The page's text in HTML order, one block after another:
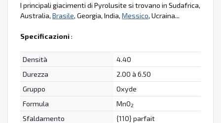
I principali giacimenti di Pyrolusite si trovano in Sudafrica,
Australia, Brasile, Georgia, India, Messico, Ucraina...
Specificazioni:
Densità
4.40
Durezza
2.00 à 6.50
Gruppo
Oxyde
Formula
MnO2
Sfaldamento
{110} parfait